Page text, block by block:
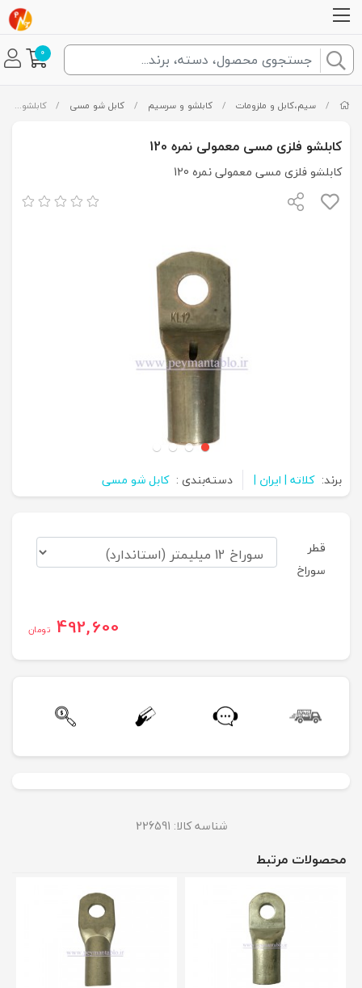
0
/ سیم،کابل و ملزومات / کابلشو و سرسیم / کابل شو مسی / کابلشو فلزی مسی معمولی نمره 120
کابلشو فلزی مسی معمولی نمره 120
کابلشو فلزی مسی معمولی نمره 120
برند: کلاته | ایران | دسته‌بندی : کابل شو مسی
قطر
سوراخ
492,600 تومان
شناسه کالا: 226591
محصولات مرتبط